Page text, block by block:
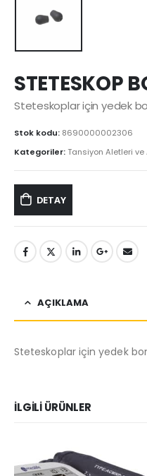
STETESKOP
Steteskoplar için yedek
Stok kodu: 8690000002306
Kategoriler:Tansiyon Aletleri ve
DETAY
AÇIKLAMA
Steteskoplar için yedek
İLGILI ÜRÜNLER